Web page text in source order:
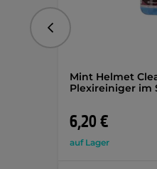
Mint Helmet
Plexireiniger im
6,20 €
auf Lager
vorhergehend